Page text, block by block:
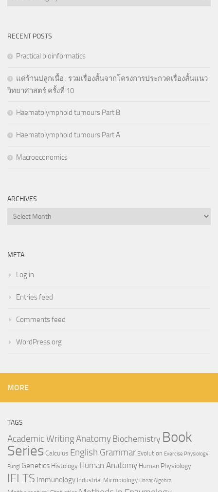
RECENT POSTS
Practical bioinformatics
แด่ร้านปลูกเนื้อ : รวมเรื่องสั้นจากโครงการประกวดเรื่องสั้นแนว
วิทยาศาสตร์ ครั้งที่ 10
Haematolymphoid tumours Part B
Haematolymphoid tumours Part A
Macroeconomics
ARCHIVES
Archives
META
Log in
Entries feed
Comments feed
WordPress.org
MORE
TAGS
Academic WritingAnatomyBiochemistry Book
Series Calculus English Grammar Evolution Exercise Physiology
Fungi Genetics Histology Human Anatomy Human Physiology
IELTS Immunology Industrial Microbiology Linear Algebra